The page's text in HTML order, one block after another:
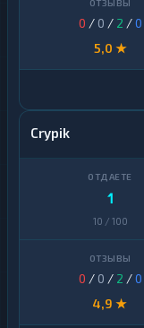
0 / 0 / 2 /0
5,0 ★
Crypik
1
10 / 100
0 / 0 / 2 /0
4,9 ★